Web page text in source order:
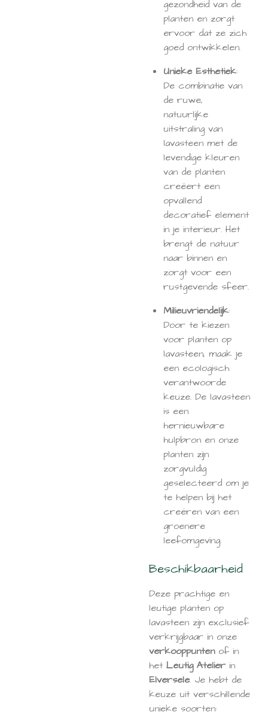
gezondheid van de
planten en zorgt
ervoor dat ze zich
goed ontwikkelen.
Unieke Esthetiek:
De combinatie van
de ruwe,
natuurlijke
uitstraling van
lavasteen met de
levendige kleuren
van de planten
creëert een
opvallend
decoratief element
in je interieur. Het
brengt de natuur
naar binnen en
zorgt voor een
rustgevende sfeer.
Milieuvriendelijk:
Door te kiezen
voor planten op
lavasteen, maak je
een ecologisch
verantwoorde
keuze. De lavasteen
is een
hernieuwbare
hulpbron en onze
planten zijn
zorgvuldig
geselecteerd om je
te helpen bij het
creëren van een
groenere
leefomgeving.
Beschikbaarheid
Deze prachtige en
leutige planten op
lavasteen zijn exclusief
verkrijgbaar in onze
verkooppuntenof in
het Leutig Atelier in
Elversele. Je hebt de
keuze uit verschillende
unieke soorten: